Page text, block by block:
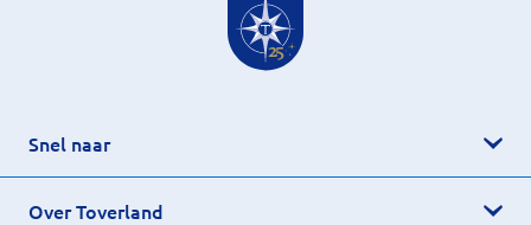
Snel naar
Over Toverland